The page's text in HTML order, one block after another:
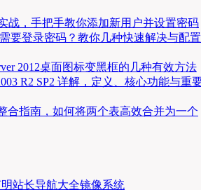
战，手把手教你添加新用户并设置密码
要登录密码？教你几种快速解决与配置
2012桌面图标变黑框的几种有效方法
R2 SP2 详解，定义、核心功能与重
合指南，如何将两个表高效合并为一个
站长导航大全镜像系统